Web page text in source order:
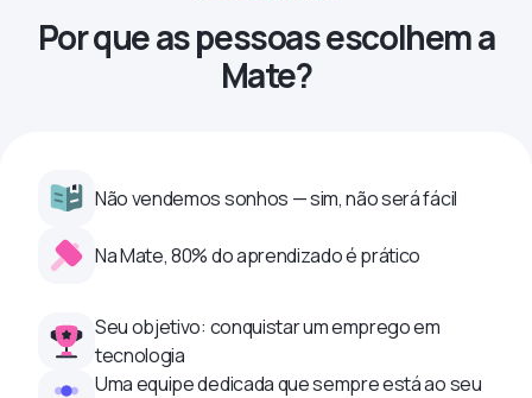
Por que as pessoas escolhem a
Mate?
Não vendemos sonhos — sim, não será fácil
Na Mate, 80% do aprendizado é prático
Seu objetivo: conquistar um emprego em
tecnologia
Uma equipe dedicada que sempre está ao seu